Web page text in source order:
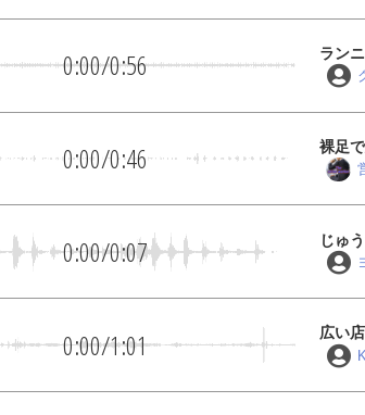
0:00/0:56 ラン
0:00/0:46 裸足
0:00/0:07 じゅ
0:00/1:01 広い